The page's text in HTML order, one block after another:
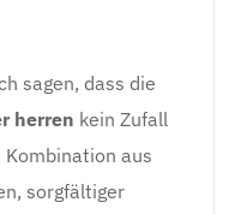
sagen, dass die
herren kein Zufall
aus
sorgfältiger